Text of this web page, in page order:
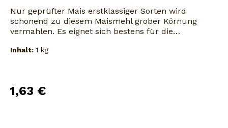
Nur geprüfter Mais erstklassiger Sorten wird
schonend zu diesem Maismehl grober Körnung
vermahlen. Es eignet sich bestens für die
Inhalt: 1 kg
1,63 €